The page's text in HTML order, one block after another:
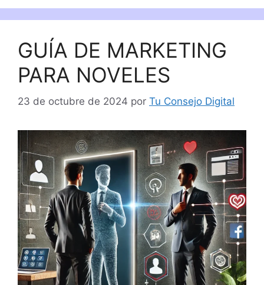
GUÍA DE MARKETING
PARA NOVELES
23 de octubre de 2024 por Tu Consejo Digital